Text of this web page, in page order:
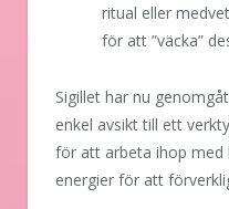
ritual eller
för att ”väcka”
Sigillet har nu
enkel avsikt till ett
för att arbeta ihop med
energier för att